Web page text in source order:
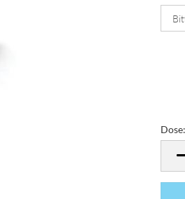
Dose:
Dose